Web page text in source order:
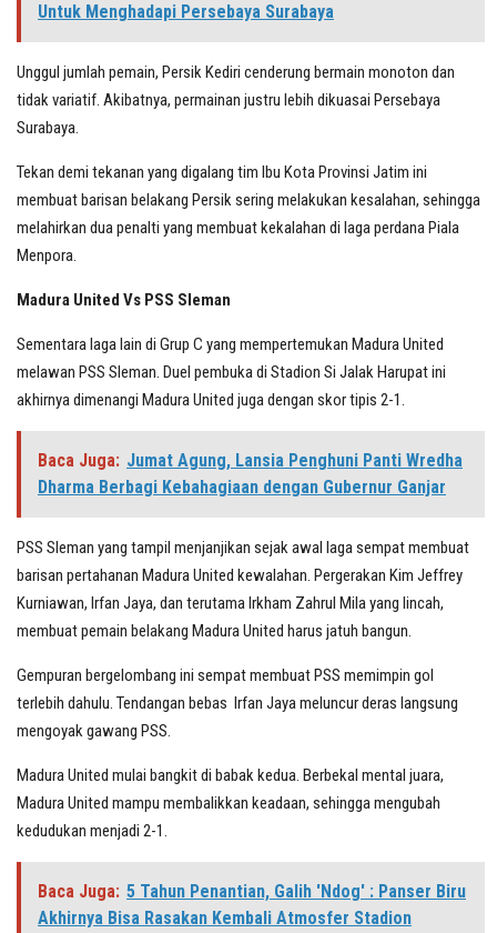
Untuk Menghadapi Persebaya Surabaya
Unggul jumlah pemain, Persik Kediri cenderung bermain monoton dan
tidak variatif. Akibatnya, permainan justru lebih dikuasai Persebaya
Surabaya.
Tekan demi tekanan yang digalang tim Ibu Kota Provinsi Jatim ini
membuat barisan belakang Persik sering melakukan kesalahan, sehingga
melahirkan dua penalti yang membuat kekalahan di laga perdana Piala
Menpora.
Madura United Vs PSS Sleman
Sementara laga lain di Grup C yang mempertemukan Madura United
melawan PSS Sleman. Duel pembuka di Stadion Si Jalak Harupat ini
akhirnya dimenangi Madura United juga dengan skor tipis 2-1.
Baca Juga: Jumat Agung, Lansia Penghuni Panti Wredha
Dharma Berbagi Kebahagiaan dengan Gubernur Ganjar
PSS Sleman yang tampil menjanjikan sejak awal laga sempat membuat
barisan pertahanan Madura United kewalahan. Pergerakan Kim Jeffrey
Kurniawan, Irfan Jaya, dan terutama Irkham Zahrul Mila yang lincah,
membuat pemain belakang Madura United harus jatuh bangun.
Gempuran bergelombang ini sempat membuat PSS memimpin gol
terlebih dahulu. Tendangan bebas Irfan Jaya meluncur deras langsung
mengoyak gawang PSS.
Madura United mulai bangkit di babak kedua. Berbekal mental juara,
Madura United mampu membalikkan keadaan, sehingga mengubah
kedudukan menjadi 2-1.
Baca Juga: 5 Tahun Penantian, Galih 'Ndog' : Panser Biru
Akhirnya Bisa Rasakan Kembali Atmosfer Stadion